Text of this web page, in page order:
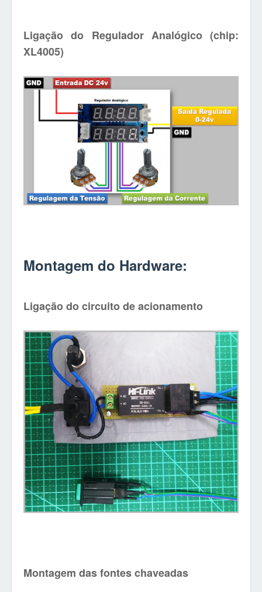
Ligação do Regulador Analógico (chip:
XL4005)
Montagem do Hardware:
Ligação do circuito de acionamento
Montagem das fontes chaveadas